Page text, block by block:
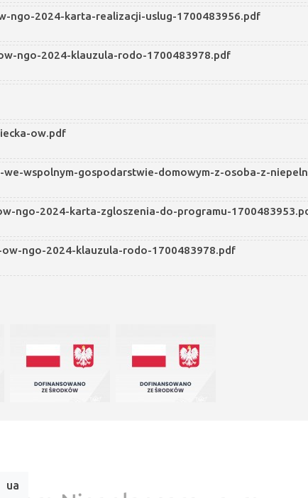
ngo-2024-karta-realizacji-uslug-1700483956.pdf
ngo-2024-klauzula-rodo-1700483978.pdf
ow.pdf
wspolnym-gospodarstwie-domowym-z-osoba-z-
ngo-2024-karta-zgloszenia-do-programu-
ngo-2024-klauzula-rodo-1700483978.pdf
ua